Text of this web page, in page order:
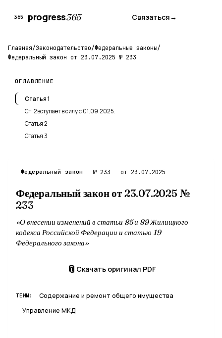
365 progress365 Связаться→
Главная/Законодательство/Федеральные законы/
Федеральный закон от 23.07.2025 № 233
ОГЛАВЛЕНИЕ
Статья 1
Ст. 2вступает в силу с 01.09.2025.
Статья 2
Статья 3
Федеральный закон № 233 от 23.07.2025
Федеральный закон от 23.07.2025 №
233
«О внесении изменений в статьи 85 и 89 Жилищного
кодекса Российской Федерации и статью 19
Федерального закона»
📎 Скачать оригинал PDF
ТЕМЫ:
Содержание и ремонт общего имущества
Управление МКД